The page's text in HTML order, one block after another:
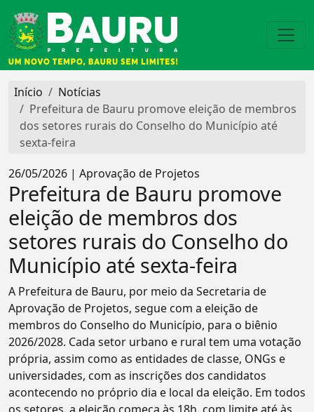
Início
Notícias
Prefeitura de Bauru promove eleição de membros
dos setores rurais do Conselho do Município até
sexta-feira
26/05/2026 | Aprovação de Projetos
Prefeitura de Bauru promove
eleição de membros dos
setores rurais do Conselho do
Município até sexta-feira
A Prefeitura de Bauru, por meio da Secretaria de
Aprovação de Projetos, segue com a eleição de
membros do Conselho do Município, para o biênio
2026/2028. Cada setor urbano e rural tem uma votação
própria, assim como as entidades de classe, ONGs e
universidades, com as inscrições dos candidatos
acontecendo no próprio dia e local da eleição. Em todos